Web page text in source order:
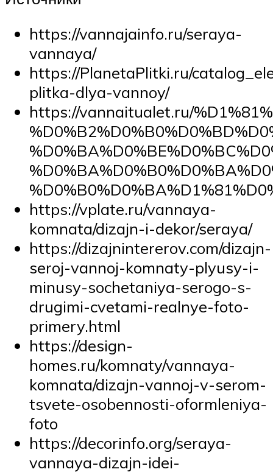
https://vannajainfo.ru/seraya-
vannaya/
https://PlanetaPlitki.ru/
plitka-dlya-vannoy/
https://vannaitualet.ru/
https://vplate.ru/vannaya-
komnata/dizajn-i-dekor/seraya/
https://dizajnintererov.com/dizajn-
seroj-vannoj-komnaty-plyusy-i-
minusy-sochetaniya-serogo-s-
drugimi-cvetami-realnye-foto-
primery.html
https://design-
homes.ru/komnaty/vannaya-
komnata/dizajn-vannoj-v-serom-
tsvete-osobennosti-oformleniya-
foto
https://decorinfo.org/seraya-
vannaya-dizajn-idei-